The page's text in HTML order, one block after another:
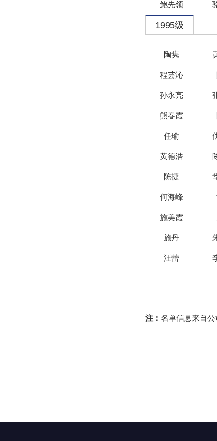
鲍先领
1995级
陶隽
程芸沁
孙永亮
熊春霞
任瑜
黄德浩
陈捷
何海峰
施美霞
施丹
汪蕾
注： 名单信息来自